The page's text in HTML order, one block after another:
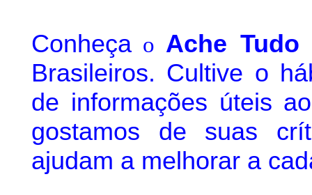
Conheça o Ache Tudo
Brasileiros. Cultive o
de informações úteis
gostamos de suas
ajudam a melhorar a